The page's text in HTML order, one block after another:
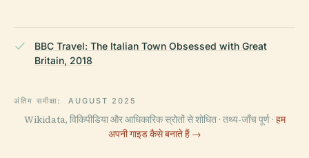
BBC Travel: The Italian Town Obsessed with Great
Britain, 2018
अंतिम समीक्षा: AUGUST 2025
Wikidata, विकिपीडिया और आधिकारिक स्रोतों से शोधित · तथ्य-जाँच पूर्ण · हम
अपनी गाइड कैसे बनाते हैं →